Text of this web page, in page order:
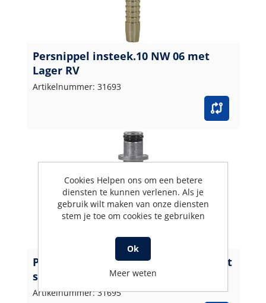
Persnippel insteek.10 NW 06 met
Lager RV
Artikelnummer: 31693
Persnippel insteek.10 NW 06 verzinkt
sta
Artikelnummer: 31695
Cookies Helpen ons om een betere
diensten te kunnen verlenen. Als je
gebruik wilt maken van onze diensten
stem je toe om cookies te gebruiken
Ok
Meer weten